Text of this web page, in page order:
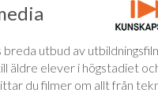
breda utbud av
äldre elever i högstadiet
du filmer om allt från